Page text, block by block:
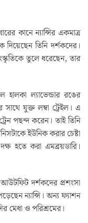
কানে ন্যান্সির একমাত্র
তিনি দর্শকদের।
তুলে ধরেছেন, তার
হালকা ল্যাভেন্ডার রঙের
যুক্ত লম্বা ট্রেইল। এ
পছন্দ করেন। তাই তিনি
ইউনিক করার চেষ্টা
হতে করা এমব্রয়ডারি।
দর্শকদের প্রশংসা
ন্যান্সি। অন্য ফ্যাশন
মেধা ও পরিশ্রমের।